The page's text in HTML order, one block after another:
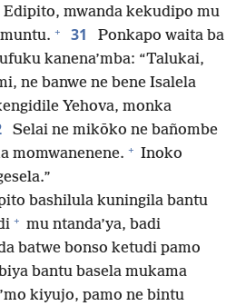
Edipito, mwanda kekudipo mu
+ 31
Ponkapo waita ba
kanena’mba: “Talukai,
ne banwe ne bene Isalela
Yehova, monka
Selai ne mikōko ne bañombe
momwanenene. + Inoko
bashilula kuningila bantu
+ mu ntanda’ya, badi
batwe bonso ketudi pamo
bantu basela mukama
kiyujo, pamo ne bintu